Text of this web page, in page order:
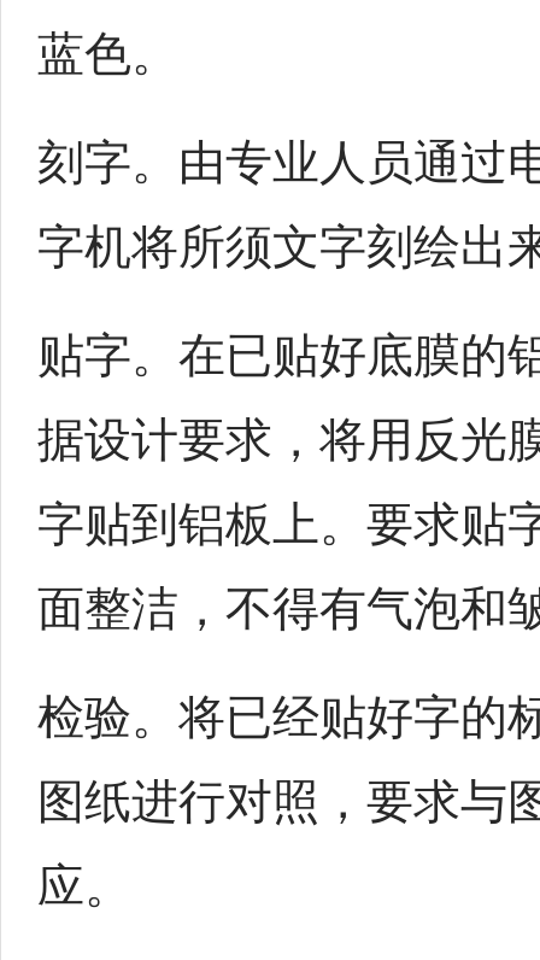
蓝色。
刻字。由专业人员通过
字机将所须文字刻绘出
贴字。在已贴好底膜的
据设计要求，将用反光
字贴到铝板上。要求贴
面整洁，不得有气泡和
检验。将已经贴好字的
图纸进行对照，要求与
应。